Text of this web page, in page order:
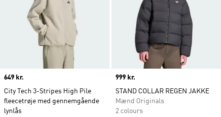
Price
649 kr.
City Tech 3-Stripes High Pile
fleecetrøje med gennemgående
lynlås
Price
999 kr.
STAND COLLAR REGEN JAKKE
Mænd Originals
2 colours